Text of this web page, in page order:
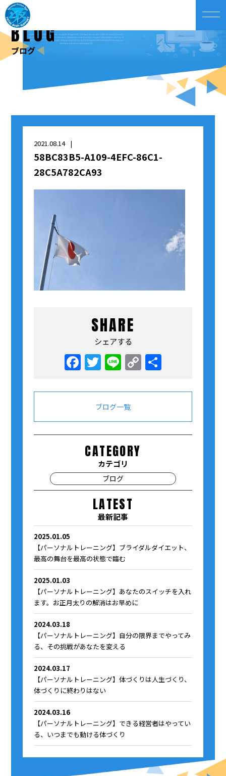
BLOG
ブログ
2021.08.14
58BC83B5-A109-4EFC-86C1-
28C5A782CA93
SHARE
シェアする
Facebook
Twitter
LineCopy
ブログ一覧
CATEGORY
カテゴリ
ブログ
LATEST
最新記事
2025.01.05
【パーソナルトレーニング】ブライダルダイエット、
最高の舞台を最高の状態で臨む
2025.01.03
【パーソナルトレーニング】あなたのスイッチを入れ
ます。お正月太りの解消はお早めに
2024.03.18
【パーソナルトレーニング】自分の限界までやってみ
る、その挑戦があなたを変える
2024.03.17
【パーソナルトレーニング】体づくりは人生づくり、
体づくりに終わりはない
2024.03.16
【パーソナルトレーニング】できる経営者はやってい
る、いつまでも動ける体づくり